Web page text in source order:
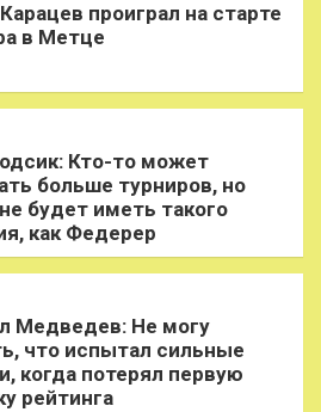
проиграл на старте
в Метце
Кто-то может
больше турниров, но
будет иметь такого
как Федерер
Медведев: Не могу
что испытал сильные
когда потерял первую
рейтинга